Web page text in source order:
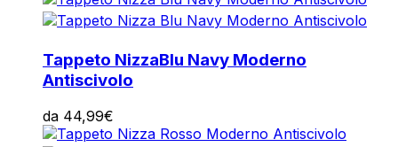
Tappeto NizzaBlu Navy Moderno
Antiscivolo
da 44,99€